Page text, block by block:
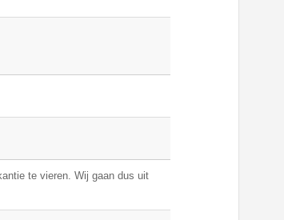
te vieren. Wij gaan dus uit